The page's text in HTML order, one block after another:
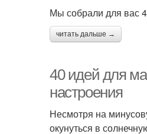
Мы собрали для вас
читать дальше →
40 идей для
настроения
Несмотря на
окунуться в